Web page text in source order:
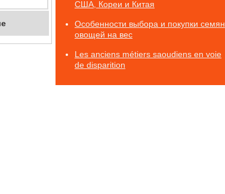
США, Кореи и Китая
Особенности выбора и покупки семян
овощей на вес
Les anciens métiers saoudiens en voie
de disparition